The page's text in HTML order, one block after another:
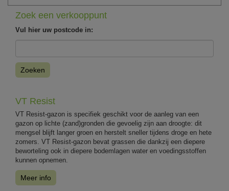
Zoek een verkooppunt
Vul hier uw postcode in:
Zoeken
VT Resist
VT Resist-gazon is specifiek geschikt voor de aanleg van een
gazon op lichte (zand)gronden die gevoelig zijn aan droogte: dit
mengsel blijft langer groen en herstelt sneller tijdens droge en hete
zomers. VT Resist-gazon bevat grassen die dankzij een diepere
beworteling ook in diepere bodemlagen water en voedingsstoffen
kunnen opnemen.
Meer info